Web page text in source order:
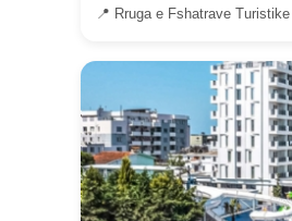
📍 Rruga e Fshatrave